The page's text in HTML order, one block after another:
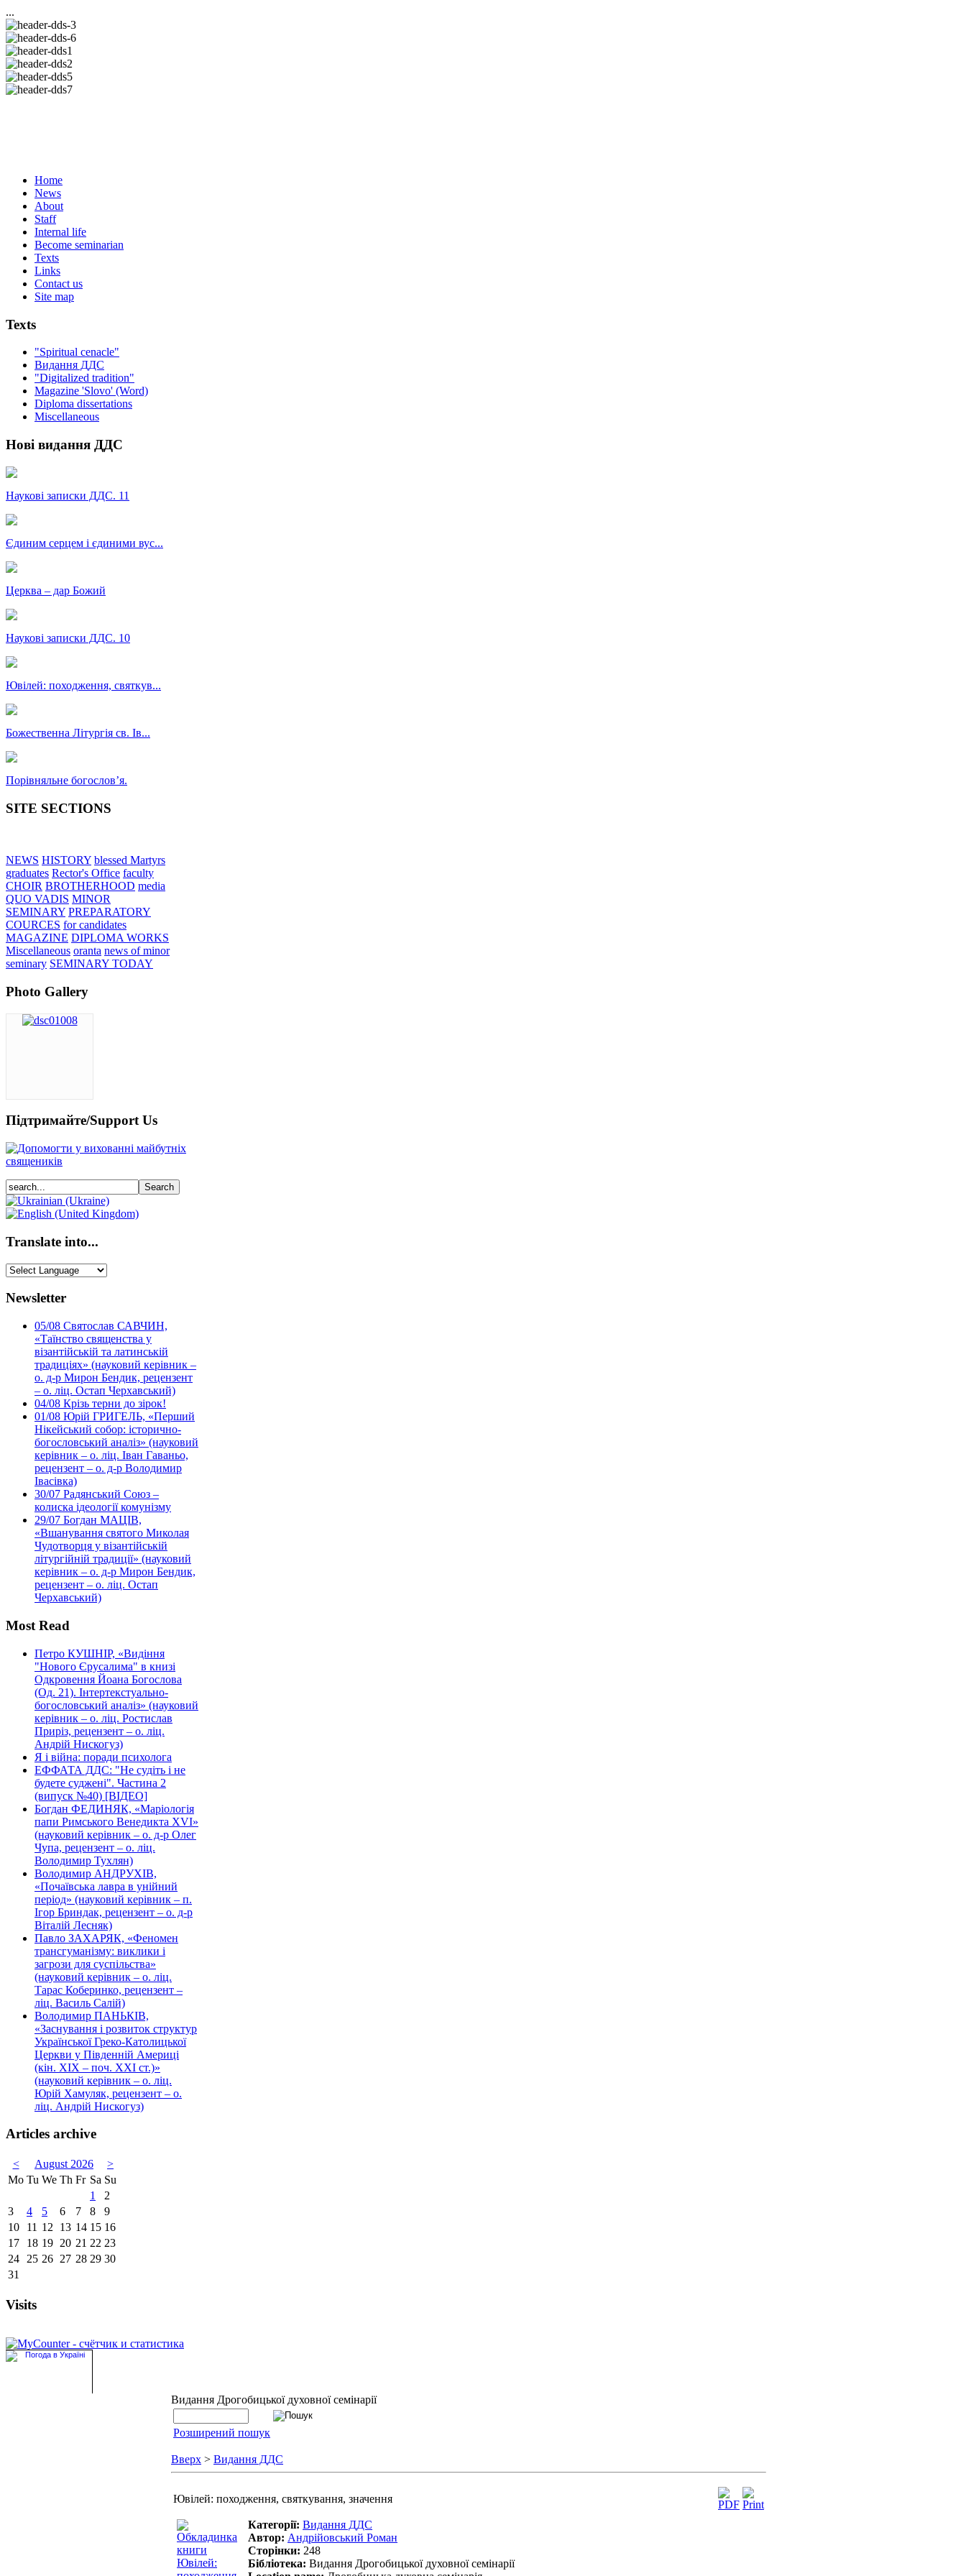
...
Home
News
About
Staff
Internal life
Become seminarian
Texts
Links
Contact us
Site map
Texts
"Spiritual cenacle"
Видання ДДС
"Digitalized tradition"
Magazine 'Slovo' (Word)
Diploma dissertations
Miscellaneous
Нові видання ДДС
Наукові записки ДДС. 11
Єдиним серцем і єдиними вус...
Церква – дар Божий
Наукові записки ДДС. 10
Ювілей: походження, святкув...
Божественна Літургія св. Ів...
Порівняльне богословʼя.
SITE SECTIONS
NEWS HISTORY blessed Martyrs
graduates Rector's Office faculty
CHOIR BROTHERHOOD media
QUO VADIS MINOR
SEMINARY PREPARATORY
COURCES for candidates
MAGAZINE DIPLOMA WORKS
Miscellaneous oranta news of minor
seminary SEMINARY TODAY
Photo Gallery
Підтримайте/Support Us
Translate into...
Newsletter
05/08 Святослав САВЧИН,
«Таїнство священства у
візантійській та латинській
традиціях» (науковий керівник –
о. д-р Мирон Бендик, рецензент
– о. ліц. Остап Черхавський)
04/08 Крізь терни до зірок!
01/08 Юрій ГРИГЕЛЬ, «Перший
Нікейський собор: історично-
богословський аналіз» (науковий
керівник – о. ліц. Іван Гаваньо,
рецензент – о. д-р Володимир
Івасівка)
30/07 Радянський Союз –
колиска ідеології комунізму
29/07 Богдан МАЦІВ,
«Вшанування святого Миколая
Чудотворця у візантійській
літургійній традиції» (науковий
керівник – о. д-р Мирон Бендик,
рецензент – о. ліц. Остап
Черхавський)
Most Read
Петро КУШНІР, «Видіння
"Нового Єрусалима" в книзі
Одкровення Йоана Богослова
(Од. 21). Інтертекстуально-
богословський аналіз» (науковий
керівник – о. ліц. Ростислав
Приріз, рецензент – о. ліц.
Андрій Нискогуз)
Я і війна: поради психолога
ЕФФАТА ДДС: "Не судіть і не
будете суджені". Частина 2
(випуск №40) [ВІДЕО]
Богдан ФЕДИНЯК, «Маріологія
папи Римського Венедикта XVI»
(науковий керівник – о. д-р Олег
Чупа, рецензент – о. ліц.
Володимир Тухлян)
Володимир АНДРУХІВ,
«Почаївська лавра в унійний
період» (науковий керівник – п.
Ігор Бриндак, рецензент – о. д-р
Віталій Лесняк)
Павло ЗАХАРЯК, «Феномен
трансгуманізму: виклики і
загрози для суспільства»
(науковий керівник – о. ліц.
Тарас Коберинко, рецензент –
ліц. Василь Салій)
Володимир ПАНЬКІВ,
«Заснування і розвиток структур
Української Греко-Католицької
Церкви у Південній Америці
(кін. ХІХ – поч. ХХІ ст.)»
(науковий керівник – о. ліц.
Юрій Хамуляк, рецензент – о.
ліц. Андрій Нискогуз)
Articles archive
< August 2026
>
Mo Tu We Th Fr Sa Su
1
2
3
4 5 6 7 8
9
10
11 12 13 14 15 16
17
18 19 20 21 22 23
24
25 26 27 28 29 30
31
Visits
Видання Дрогобицької духовної семінарії
Розширений пошук
Вверх > Видання ДДС
Ювілей: походження, святкування, значення
Категорії: Видання ДДС
Автор: Андрійовський Роман
Сторінки: 248
Бібліотека: Видання Дрогобицької духовної семінарії